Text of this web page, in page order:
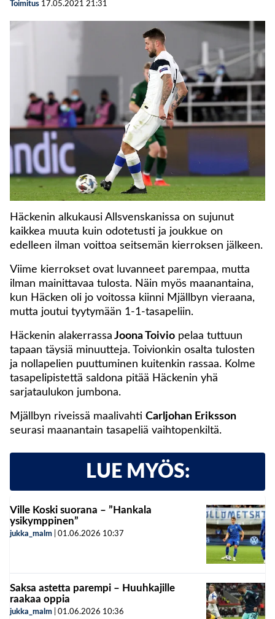
Toimitus 17.05.2021 21:31
Häckenin alkukausi Allsvenskanissa on sujunut
kaikkea muuta kuin odotetusti ja joukkue on
edelleen ilman voittoa seitsemän kierroksen jälkeen.
Viime kierrokset ovat luvanneet parempaa, mutta
ilman mainittavaa tulosta. Näin myös maanantaina,
kun Häcken oli jo voitossa kiinni Mjällbyn vieraana,
mutta joutui tyytymään 1-1-tasapeliin.
Häckenin alakerrassa Joona Toivio pelaa tuttuun
tapaan täysiä minuutteja. Toivionkin osalta tulosten
ja nollapelien puuttuminen kuitenkin rassaa. Kolme
tasapelipistettä saldona pitää Häckenin yhä
sarjataulukon jumbona.
Mjällbyn riveissä maalivahti Carljohan Eriksson
seurasi maanantain tasapeliä vaihtopenkiltä.
LUE MYÖS:
Ville Koski suorana – ”Hankala
ysikymppinen”
jukka_malm 01.06.2026 10:37
Saksa astetta parempi – Huuhkajille
raakaa oppia
jukka_malm 01.06.2026 10:36